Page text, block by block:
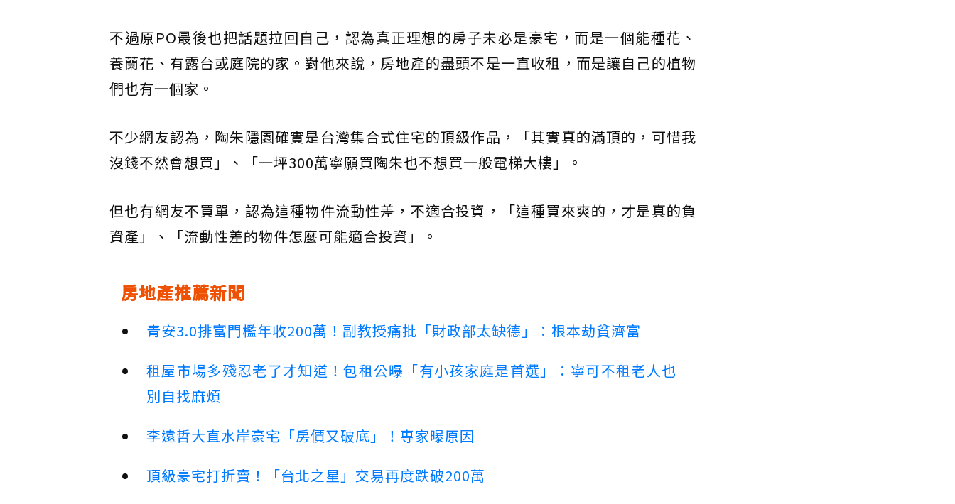
不過原PO最後也把話題拉回自己，認為真正理想的房子未必是豪宅，而是一個能種花、
養蘭花、有露台或庭院的家。對他來說，房地產的盡頭不是一直收租，而是讓自己的植物
們也有一個家。
不少網友認為，陶朱隱園確實是台灣集合式住宅的頂級作品，「其實真的滿頂的，可惜我
沒錢不然會想買」、「一坪300萬寧願買陶朱也不想買一般電梯大樓」。
但也有網友不買單，認為這種物件流動性差，不適合投資，「這種買來爽的，才是真的負
資產」、「流動性差的物件怎麼可能適合投資」。
房地產推薦新聞
青安3.0排富門檻年收200萬！副教授痛批「財政部太缺德」：根本劫貧濟富
租屋市場多殘忍老了才知道！包租公曝「有小孩家庭是首選」：寧可不租老人也
別自找麻煩
李遠哲大直水岸豪宅「房價又破底」！專家曝原因
頂級豪宅打折賣！「台北之星」交易再度跌破200萬